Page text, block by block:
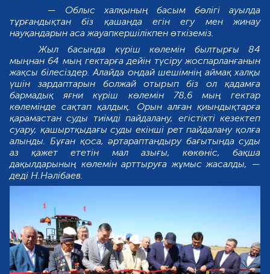
— Облыс халқының басым бөлігі ауылда
тұрғандықтан біз қашанда егін егу мен жинау
науқандарын аса жауапкершілікпен өткіземіз.
Жыл басында күріш көлемін былтырғы 84
мыңнан 64 мың гектарға дейін түсіру жоспарланғанын
жақсы білесіздер. Алайда ондай шешімнің аймақ халқы
үшін зардаптарын болжай отырып біз ол қадамға
бармадық яғни күріш көлемін 78,6 мың гектар
көлемінде сақтап қалдық. Орын алған қиындықтарға
қарамастан суды тиімді пайдалану, егістікті кезектеп
суару, қашыртқыдағы суды екінші рет пайдалану қолға
алынды. Бұған қоса, әртараптандыру бағытында суды
аз қажет ететін мал азығы, көкөніс, бақша
дақылдарының көлемін арттыруға жұмыс жасалды, —
деді Н.Нәлібаев.